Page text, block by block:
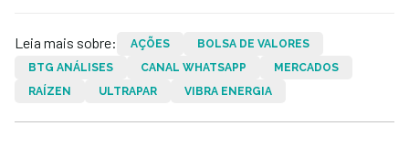
Leia mais sobre: AÇÕES
BOLSA DE VALORES
BTG ANÁLISES
CANAL WHATSAPP
MERCADOS
RAÍZEN
ULTRAPAR VIBRA ENERGIA